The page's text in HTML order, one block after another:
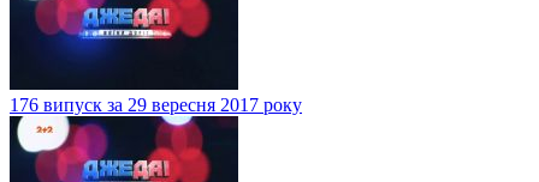
176 випуск за 29 вересня 2017 року